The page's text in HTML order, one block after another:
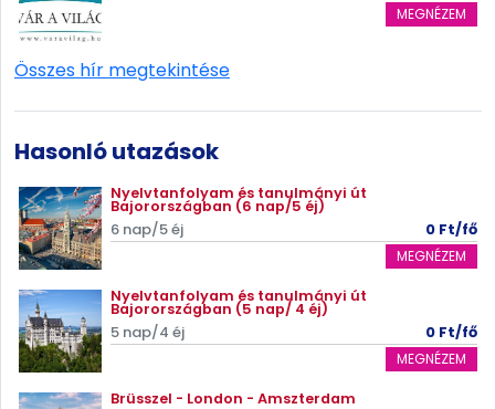
MEGNÉZEM
Összes hír megtekintése
Hasonló utazások
Nyelvtanfolyam és tanulmányi út
Bajorországban (6 nap/5 éj)
6 nap/5 éj 0 Ft/fő
MEGNÉZEM
Nyelvtanfolyam és tanulmányi út
Bajorországban (5 nap/ 4 éj)
5 nap/4 éj 0 Ft/fő
MEGNÉZEM
Brüsszel - London - Amszterdam